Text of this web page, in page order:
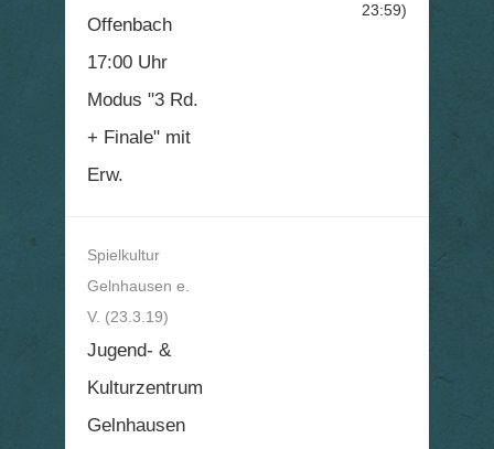
Offenbach
17:00 Uhr
Modus "3 Rd.
+ Finale" mit
Erw.
23:59)
Spielkultur
Gelnhausen e.
V. (23.3.19)
Jugend- &
Kulturzentrum
Gelnhausen